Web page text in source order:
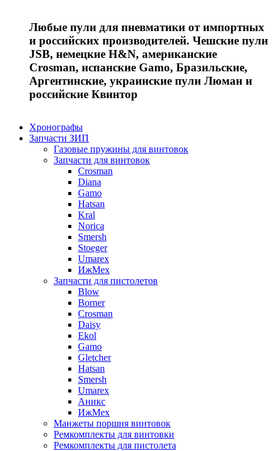
Любые пули для пневматики от импортных
и российских производителей. Чешские пули
JSB, немецкие H&N, американские
Crosman, испанские Gamo, Бразильские,
Аргентинские, украинские пули Люман и
российские Квинтор
Хронографы
Запчасти ЗИП
Газовые пружины для винтовок
Запчасти для винтовок
Crosman
Diana
Gamo
Hatsan
Kral
Norica
Smersh
Stoeger
Umarex
ИжМех
Запчасти для пистолетов
Blow
Borner
Crosman
Daisy
Ekol
Gamo
Gletcher
Hatsan
Smersh
Umarex
Аникс
ИжМех
Манжеты поршня винтовок
Ремкомплекты для винтовки
Ремкомплекты для пистолета